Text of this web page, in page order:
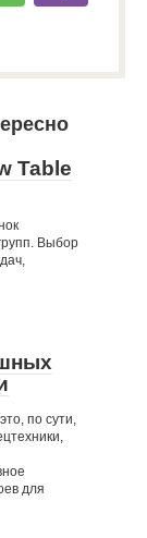
Table
Выбор
по сути,
для